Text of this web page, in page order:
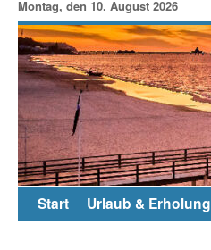
Montag, den 10. August 2026
Start Urlaub & Erholung